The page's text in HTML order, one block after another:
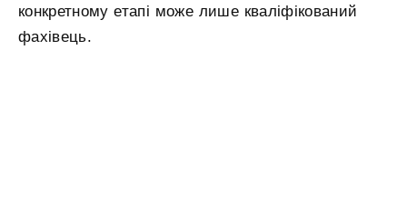
конкретному етапі може лише кваліфікований
фахівець.